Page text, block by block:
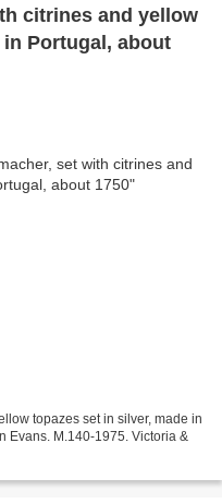
citrines and yellow
Portugal, about
topazes set in silver, made in
Evans. M.140-1975. Victoria &